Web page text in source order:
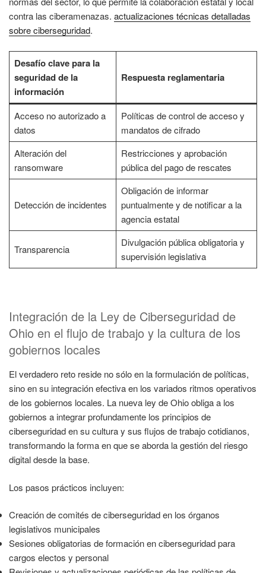
contra las ciberamenazas. actualizaciones técnicas detalladas
sobre ciberseguridad.
Desafío clave para la
seguridad de la
información
Respuesta reglamentaria
Acceso no autorizado a
datos
Políticas de control de acceso y
mandatos de cifrado
Alteración del
ransomware
Restricciones y aprobación
pública del pago de rescates
Detección de incidentes
Obligación de informar
puntualmente y de notificar a la
agencia estatal
Transparencia
Divulgación pública obligatoria y
supervisión legislativa
Integración de la Ley de Ciberseguridad de
Ohio en el flujo de trabajo y la cultura de los
gobiernos locales
El verdadero reto reside no sólo en la formulación de políticas,
sino en su integración efectiva en los variados ritmos operativos
de los gobiernos locales. La nueva ley de Ohio obliga a los
gobiernos a integrar profundamente los principios de
ciberseguridad en su cultura y sus flujos de trabajo cotidianos,
transformando la forma en que se aborda la gestión del riesgo
digital desde la base.
Los pasos prácticos incluyen:
Creación de comités de ciberseguridad en los órganos
legislativos municipales
Sesiones obligatorias de formación en ciberseguridad para
cargos electos y personal